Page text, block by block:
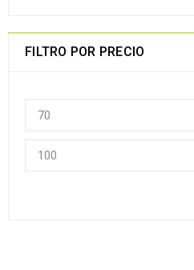
FILTRO POR PRECIO